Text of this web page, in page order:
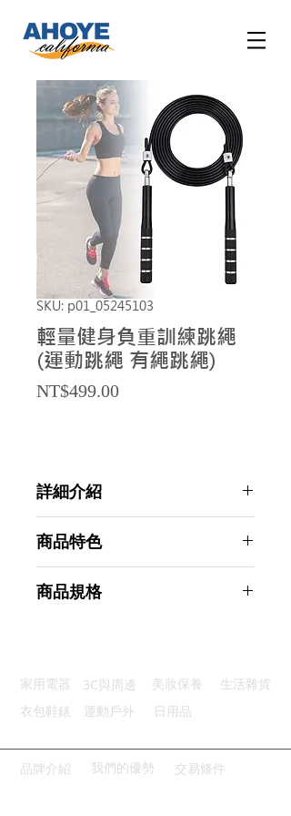
SKU: p01_05245103
輕量健身負重訓練跳繩
(運動跳繩 有繩跳繩)
NT$499.00Price
詳細介紹
商品特色
繩長可調：輕鬆調節全家適用
商品規格
主要材質：鋁合金
商品尺寸：300*16*1.5cm
產地名稱：中國大陸
代理商：亞桓有限公司
家用電器 3C與周邊 美妝保養
生活雜貨
衣包鞋錶
運動戶外 日用品
品牌介紹 我們的優勢 交易條件